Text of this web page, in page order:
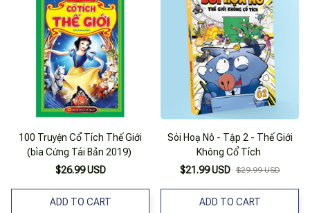
100 Truyện Cổ Tích Thế Giới
(bìa Cứng Tái Bản 2019)
$26.99 USD
ADD TO CART
Sói Hoạ Nô - Tập 2 - Thế Giới
Không Cổ Tích
$21.99 USD $29.99 USD
ADD TO CART